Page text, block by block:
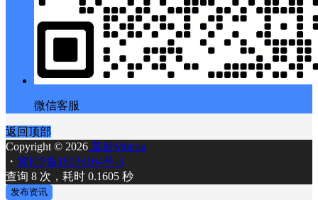
微信客服
返回顶部
Copyright © 2026 幕后Muhou
・ 冀ICP备18036164号-3
查询 8 次，耗时 0.1605 秒
发布资讯